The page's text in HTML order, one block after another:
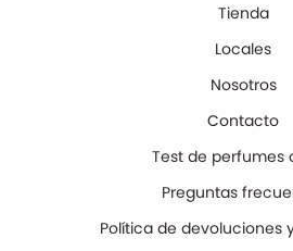
Tienda
Locales
Nosotros
Contacto
Test de perfumes
Preguntas
Política de devoluciones